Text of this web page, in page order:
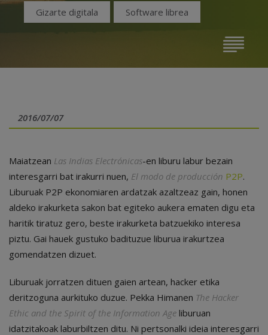
Gizarte digitala Software librea
2016/07/07
Maiatzean Las Indias Electrónicas-en liburu labur bezain
interesgarri bat irakurri nuen, El modo de producción P2P.
Liburuak P2P ekonomiaren ardatzak azaltzeaz gain, honen
aldeko irakurketa sakon bat egiteko aukera ematen digu eta
haritik tiratuz gero, beste irakurketa batzuekiko interesa
piztu. Gai hauek gustuko badituzue liburua irakurtzea
gomendatzen dizuet.
Liburuak jorratzen dituen gaien artean, hacker etika
deritzoguna aurkituko duzue. Pekka Himanen The Hacker
Ethic and the Spirit of the Information Age liburuan
idatzitakoak laburbiltzen ditu. Ni pertsonalki ideia interesgarri